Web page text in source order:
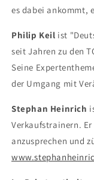
es dabei ankommt,
Philip Keil ist
seit Jahren zu den
Seine
der Umgang mit
Stephan Heinrich
Verkaufstrainern.
anzusprechen und